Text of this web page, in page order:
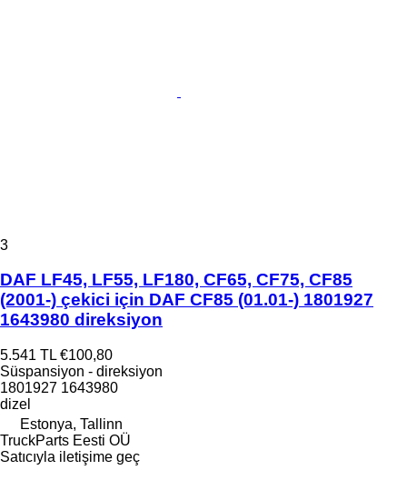
3
DAF LF45, LF55, LF180, CF65, CF75, CF85
(2001-) çekici için DAF CF85 (01.01-) 1801927
1643980 direksiyon
5.541 TL €100,80
Süspansiyon - direksiyon
1801927 1643980
dizel
Estonya, Tallinn
TruckParts Eesti OÜ
Satıcıyla iletişime geç